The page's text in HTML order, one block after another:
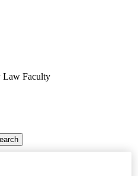
Law Faculty